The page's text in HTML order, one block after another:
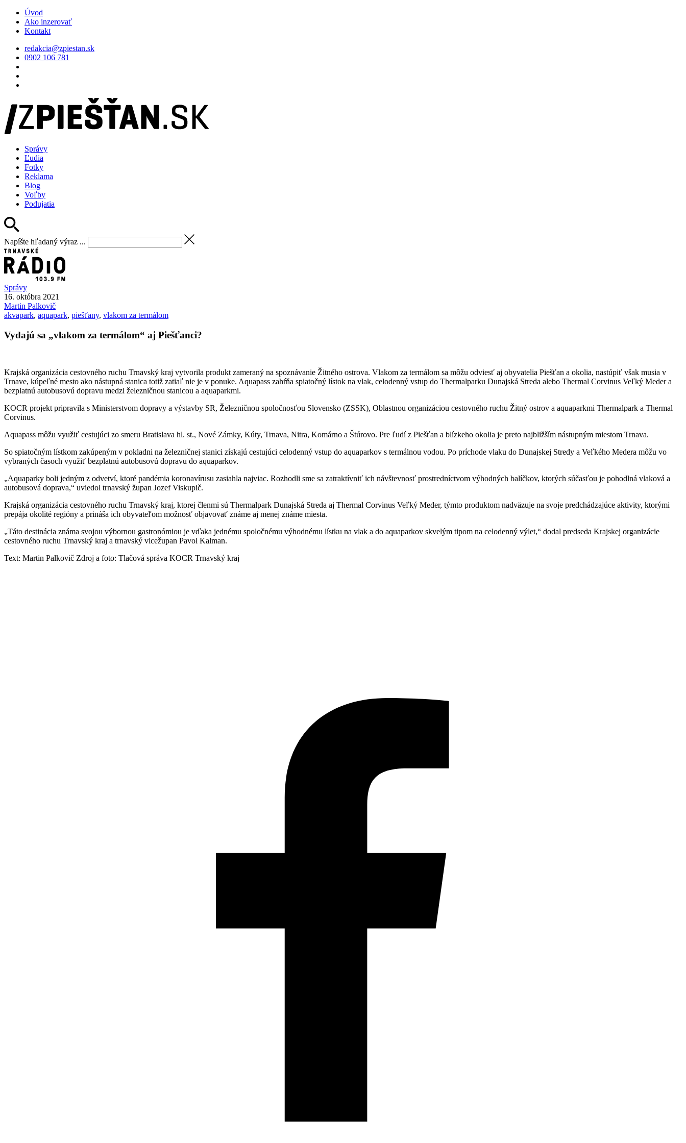
Úvod
Ako inzerovať
Kontakt
redakcia@zpiestan.sk
0902 106 781
Správy
Ľudia
Fotky
Reklama
Blog
Voľby
Podujatia
Napíšte hľadaný výraz ...
Správy
16. októbra 2021
Martin Palkovič
akvapark, aquapark, piešťany, vlakom za termálom
Vydajú sa „vlakom za termálom“ aj Piešťanci?
Krajská organizácia cestovného ruchu Trnavský kraj vytvorila produkt zameraný na spoznávanie Žitného ostrova. Vlakom za termálom sa môžu odviesť aj obyvatelia Piešťan a okolia, nastúpiť však musia v
Trnave, kúpeľné mesto ako nástupná stanica totiž zatiaľ nie je v ponuke. Aquapass zahŕňa spiatočný lístok na vlak, celodenný vstup do Thermalparku Dunajská Streda alebo Thermal Corvinus Veľký Meder a
bezplatnú autobusovú dopravu medzi železničnou stanicou a aquaparkmi.
KOCR projekt pripravila s Ministerstvom dopravy a výstavby SR, Železničnou spoločnosťou Slovensko (ZSSK), Oblastnou organizáciou cestovného ruchu Žitný ostrov a aquaparkmi Thermalpark a Thermal
Corvinus.
Aquapass môžu využiť cestujúci zo smeru Bratislava hl. st., Nové Zámky, Kúty, Trnava, Nitra, Komárno a Štúrovo. Pre ľudí z Piešťan a blízkeho okolia je preto najbližším nástupným miestom Trnava.
So spiatočným lístkom zakúpeným v pokladni na železničnej stanici získajú cestujúci celodenný vstup do aquaparkov s termálnou vodou. Po príchode vlaku do Dunajskej Stredy a Veľkého Medera môžu vo
vybraných časoch využiť bezplatnú autobusovú dopravu do aquaparkov.
„Aquaparky boli jedným z odvetví, ktoré pandémia koronavírusu zasiahla najviac. Rozhodli sme sa zatraktívniť ich návštevnosť prostredníctvom výhodných balíčkov, ktorých súčasťou je pohodlná vlaková a
autobusová doprava,“ uviedol trnavský župan Jozef Viskupič.
Krajská organizácia cestovného ruchu Trnavský kraj, ktorej členmi sú Thermalpark Dunajská Streda aj Thermal Corvinus Veľký Meder, týmto produktom nadväzuje na svoje predchádzajúce aktivity, ktorými
prepája okolité regióny a prináša ich obyvateľom možnosť objavovať známe aj menej známe miesta.
„Táto destinácia známa svojou výbornou gastronómiou je vďaka jednému spoločnému výhodnému lístku na vlak a do aquaparkov skvelým tipom na celodenný výlet,“ dodal predseda Krajskej organizácie
cestovného ruchu Trnavský kraj a trnavský vicežupan Pavol Kalman.
Text: Martin Palkovič Zdroj a foto: Tlačová správa KOCR Trnavský kraj